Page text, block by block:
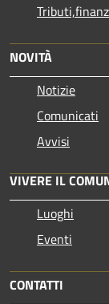
NOVITÀ
Notizie
Comunicati
Avvisi
VIVERE IL
Luoghi
Eventi
CONTATTI